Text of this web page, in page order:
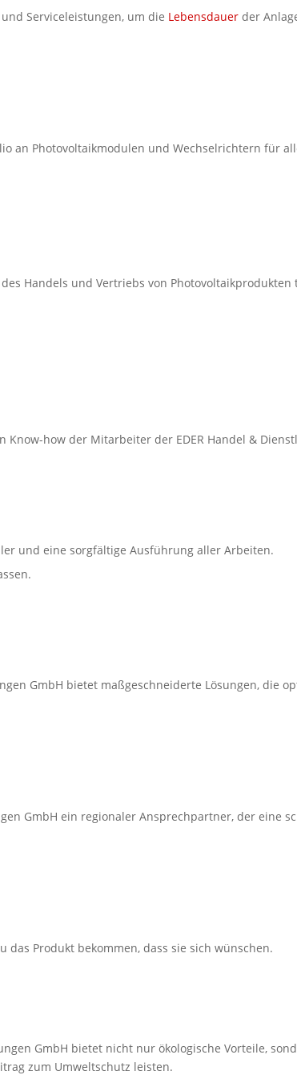
Serviceleistungen, um die Lebensdauer der
an Photovoltaikmodulen und Wechselrichtern für
Handels und Vertriebs von Photovoltaikprodukten
how der Mitarbeiter der EDER Handel &
und eine sorgfältige Ausführung aller Arbeiten.
GmbH bietet maßgeschneiderte Lösungen, die
GmbH ein regionaler Ansprechpartner, der eine
Produkt bekommen, dass sie sich wünschen.
GmbH bietet nicht nur ökologische Vorteile,
zum Umweltschutz leisten.